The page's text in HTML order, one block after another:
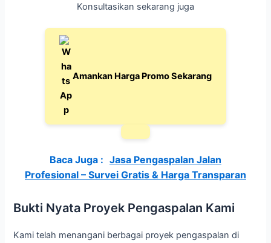
Konsultasikan sekarang juga
Amankan Harga Promo Sekarang
Baca Juga : Jasa Pengaspalan Jalan
Profesional – Survei Gratis & Harga Transparan
Bukti Nyata Proyek Pengaspalan Kami
Kami telah menangani berbagai proyek pengaspalan di